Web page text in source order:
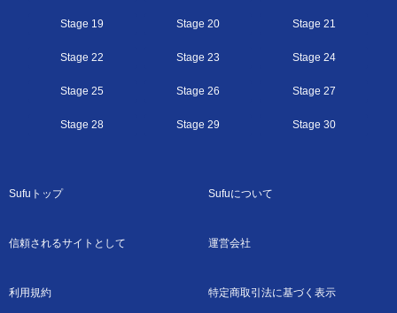
Stage 19 Stage 20 Stage 21
Stage 22 Stage 23 Stage 24
Stage 25 Stage 26 Stage 27
Stage 28 Stage 29 Stage 30
Sufuトップ Sufuについて
信頼されるサイトとして 運営会社
利用規約 特定商取引法に基づく表示